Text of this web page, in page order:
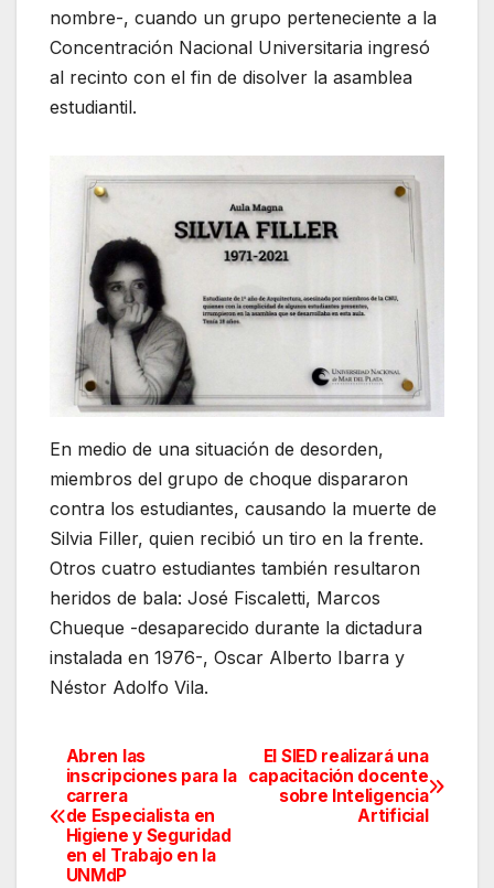
nombre-, cuando un grupo perteneciente a la
Concentración Nacional Universitaria ingresó
al recinto con el fin de disolver la asamblea
estudiantil.
En medio de una situación de desorden,
miembros del grupo de choque dispararon
contra los estudiantes, causando la muerte de
Silvia Filler, quien recibió un tiro en la frente.
Otros cuatro estudiantes también resultaron
heridos de bala: José Fiscaletti, Marcos
Chueque -desaparecido durante la dictadura
instalada en 1976-, Oscar Alberto Ibarra y
Néstor Adolfo Vila.
Navegación
de
entradas
El SIED realizará una
capacitación docente
sobre Inteligencia
Artificial
Abren las
inscripciones para la
carrera
de Especialista en
Higiene y Seguridad
en el Trabajo en la
UNMdP